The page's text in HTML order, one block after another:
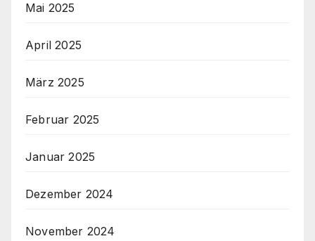
Mai 2025
April 2025
März 2025
Februar 2025
Januar 2025
Dezember 2024
November 2024